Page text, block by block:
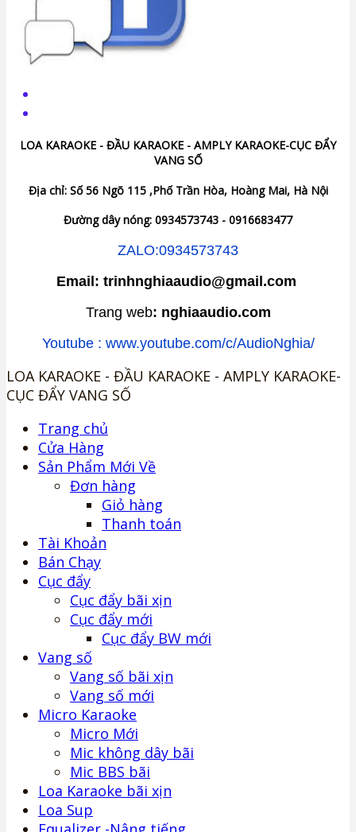
LOA KARAOKE - ĐẦU KARAOKE - AMPLY KARAOKE-CỤC ĐẨY
VANG SỐ
Địa chỉ: Số 56 Ngõ 115 ,Phố Trần Hòa, Hoàng Mai, Hà Nội
Đường dây nóng: 0934573743 - 0916683477
ZALO:0934573743
Email: trinhnghiaaudio@gmail.com
Trang web: nghiaaudio.com
Youtube : www.youtube.com/c/AudioNghia/
LOA KARAOKE - ĐẦU KARAOKE - AMPLY KARAOKE-
CỤC ĐẨY VANG SỐ
Trang chủ
Cửa Hàng
Sản Phẩm Mới Về
Đơn hàng
Giỏ hàng
Thanh toán
Tài Khoản
Bán Chạy
Cục đẩy
Cục đẩy bãi xịn
Cục đẩy mới
Cục đẩy BW mới
Vang số
Vang số bãi xịn
Vang số mới
Micro Karaoke
Micro Mới
Mic không dây bãi
Mic BBS bãi
Loa Karaoke bãi xịn
Loa Sup